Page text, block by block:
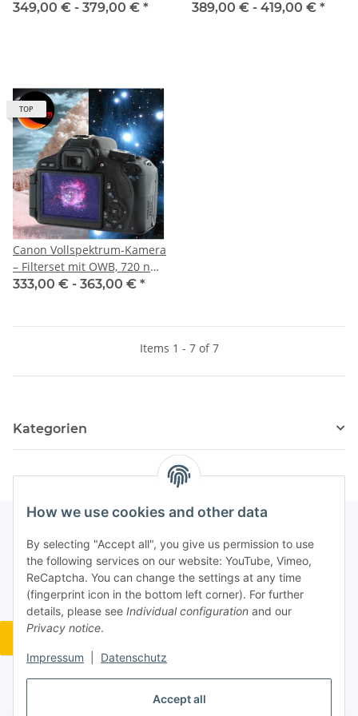
Accept all
How we use cookies and other data
By selecting "Accept all", you give us permission to use
the following services on our website: YouTube, Vimeo,
ReCaptcha. You can change the settings at any time
(fingerprint icon in the bottom left corner). For further
details, please see Individual configuration and our
Privacy notice.
Impressum Datenschutz
Gewährleistung
349,00 € - 379,00 € *
Gewährleistung
389,00 € - 419,00 € *
TOP
Canon Vollspektrum-Kamera
– Filterset mit OWB, 720 nm
& 850 nm Infarot
333,00 € - 363,00 € *
Items 1 - 7 of 7
Kategorien
Widerrufsbutton